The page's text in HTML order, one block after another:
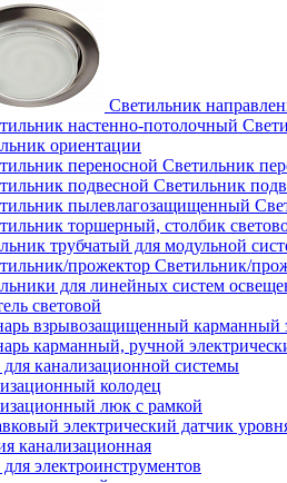
Светильник
ориентации
Светильник
Светильник
трубчатый для модульной
Светильник/
для линейных систем
световой
канализационной системы
колодец
люк с рамкой
электрический датчик
канализационная
электроинструментов